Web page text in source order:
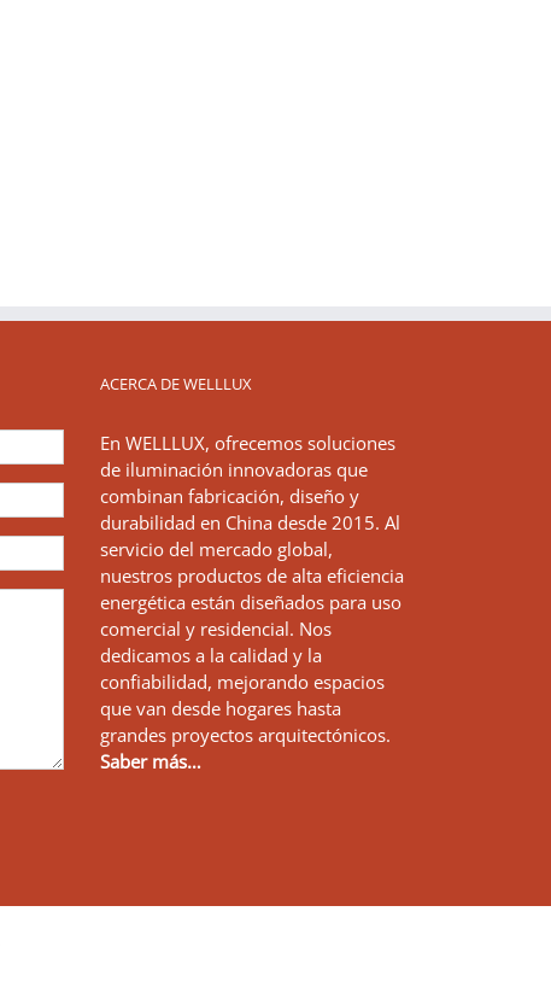
ACERCA DE WELLLUX
En WELLLUX, ofrecemos soluciones
de iluminación innovadoras que
combinan fabricación, diseño y
durabilidad en China desde 2015. Al
servicio del mercado global,
nuestros productos de alta eficiencia
energética están diseñados para uso
comercial y residencial. Nos
dedicamos a la calidad y la
confiabilidad, mejorando espacios
que van desde hogares hasta
grandes proyectos arquitectónicos.
Saber más…